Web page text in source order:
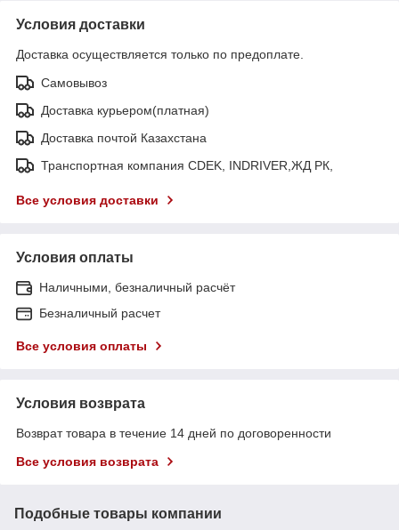
Условия доставки
Доставка осуществляется только по предоплате.
Самовывоз
Доставка курьером(платная)
Доставка почтой Казахстана
Транспортная компания CDEK, INDRIVER,ЖД РК,
Все условия доставки
Условия оплаты
Наличными, безналичный расчёт
Безналичный расчет
Все условия оплаты
Условия возврата
Возврат товара в течение 14 дней по договоренности
Все условия возврата
Подобные товары компании